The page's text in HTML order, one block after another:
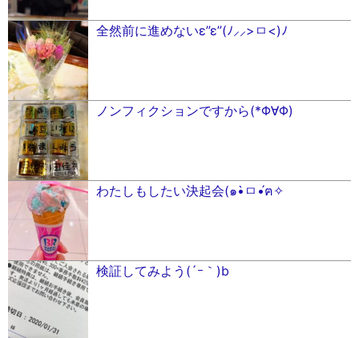
全然前に進めないε”ε”(ﾉ⸝⸝>ㅁ<)ﾉ
ノンフィクションですから(*Φ∀Φ)
わたしもしたい決起会(๑•̀ㅁ•́ฅ✧︎
検証してみよう(´ｰ｀)b